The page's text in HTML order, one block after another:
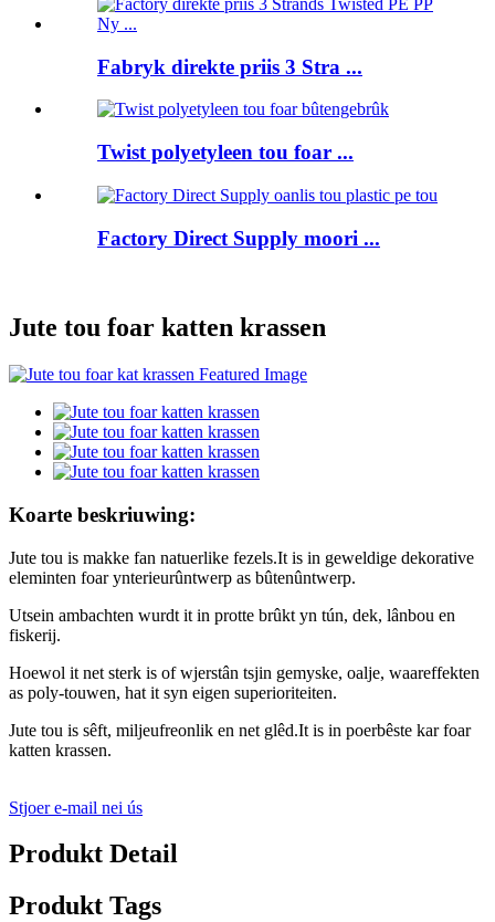
Fabryk direkte priis 3 Stra ...
Twist polyetyleen tou foar ...
Factory Direct Supply moori ...
Jute tou foar katten krassen
Koarte beskriuwing:
Jute tou is makke fan natuerlike fezels.It is in geweldige dekorative
eleminten foar ynterieurûntwerp as bûtenûntwerp.
Utsein ambachten wurdt it in protte brûkt yn tún, dek, lânbou en
fiskerij.
Hoewol it net sterk is of wjerstân tsjin gemyske, oalje, waareffekten
as poly-touwen, hat it syn eigen superioriteiten.
Jute tou is sêft, miljeufreonlik en net glêd.It is in poerbêste kar foar
katten krassen.
Stjoer e-mail nei ús
Produkt Detail
Produkt Tags